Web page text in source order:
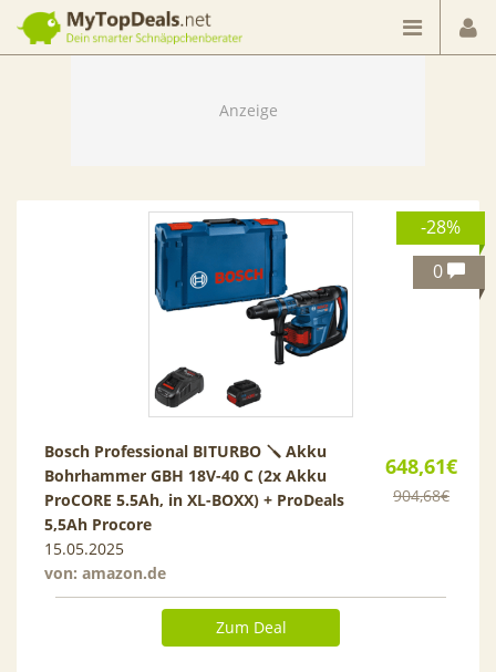
Dein smarter Schnäppchenberater
-28%
0
648,61€
904,68€
Bosch Professional BITURBO 🪛 Akku
Bohrhammer GBH 18V-40 C (2x Akku
ProCORE 5.5Ah, in XL-BOXX) + ProDeals
5,5Ah Procore
15.05.2025
von: amazon.de
Zum Deal